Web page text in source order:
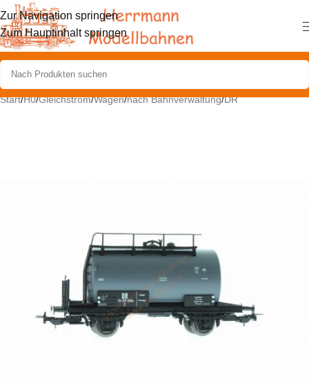
Zur Navigation springen
Zum Hauptinhalt springen
Start/H0/Gleichstrom/Wagen/nach Bahnverwaltung/DR